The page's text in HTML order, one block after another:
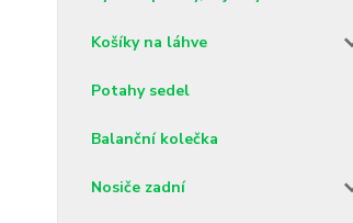
Košíky na láhve
Potahy sedel
Balanční kolečka
Nosiče zadní